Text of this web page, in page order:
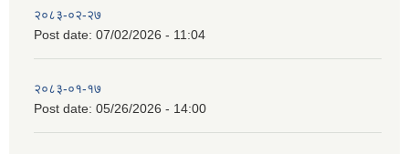
२०८३-०२-२७
Post date: 07/02/2026 - 11:04
२०८३-०१-१७
Post date: 05/26/2026 - 14:00